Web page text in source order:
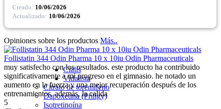
Cialis
Vidalista
Citrato de toremifeno
Dapoxetina (Priligy)
Isotretinoína
Creado: 10/06/2026
Actualizado: 10/06/2026
Opiniones sobre los productos Más..
Follistatin 344 Odin Pharma 10 x 10iu Odin Pharmaceuticals
muy satisfecho con los resultados. este producto ha contribuido
significativamente a mi progreso en el gimnasio. he notado un
aumento en la fuerza y una mejor recuperación después de los
entrenamientos. además, la calida
5